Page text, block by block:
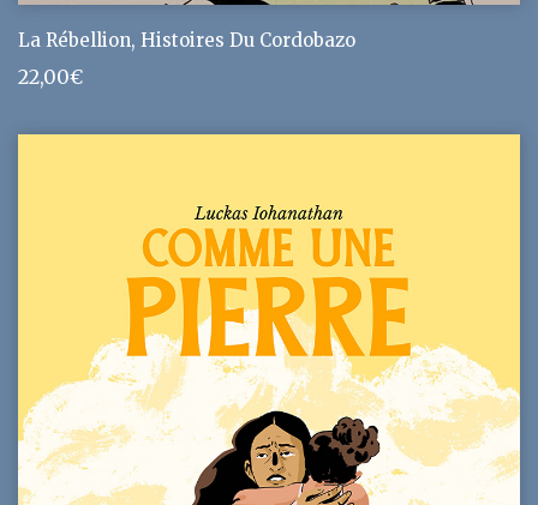
La Rébellion, Histoires Du Cordobazo
22,00€